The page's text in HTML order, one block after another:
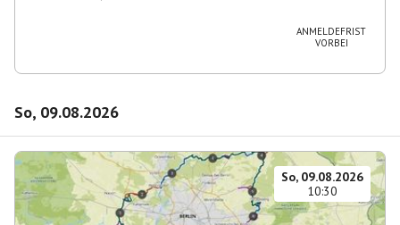
ANMELDEFRIST
VORBEI
So, 09.08.2026
So, 09.08.2026
10:30